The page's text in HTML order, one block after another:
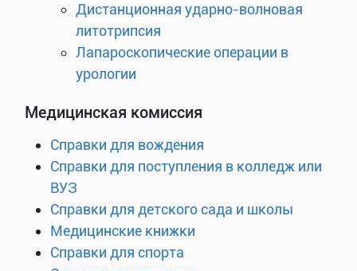
Дистанционная ударно-волновая
литотрипсия
Лапароскопические операции в
урологии
Медицинская комиссия
Справки для вождения
Справки для поступления в колледж или
ВУЗ
Справки для детского сада и школы
Медицинские книжки
Справки для спорта